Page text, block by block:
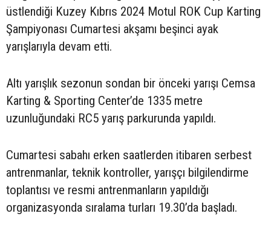
üstlendiği Kuzey Kıbrıs 2024 Motul ROK Cup Karting
Şampiyonası Cumartesi akşamı beşinci ayak
yarışlarıyla devam etti.
Altı yarışlık sezonun sondan bir önceki yarışı Cemsa
Karting & Sporting Center’de 1335 metre
uzunluğundaki RC5 yarış parkurunda yapıldı.
Cumartesi sabahı erken saatlerden itibaren serbest
antrenmanlar, teknik kontroller, yarışçı bilgilendirme
toplantısı ve resmi antrenmanların yapıldığı
organizasyonda sıralama turları 19.30’da başladı.